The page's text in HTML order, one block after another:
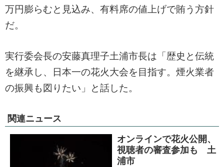
万円膨らむと見込み、有料席の値上げで賄う方針
だ。
実行委会長の安藤真理子土浦市長は「歴史と伝統
を継承し、日本一の花火大会を目指す。煙火業者
の振興も図りたい」と話した。
関連ニュース
オンラインで花火公開、
視聴者の審査参加も 土
浦市